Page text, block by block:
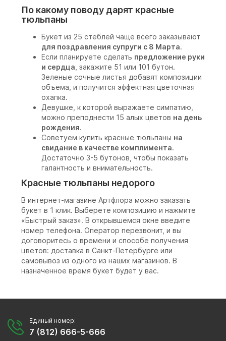
По какому поводу дарят красные
тюльпаны
Букет из 25 стеблей чаще всего заказывают
для поздравления супруги с 8 Марта.
Если планируете сделать предложение руки
и сердца, закажите 51 или 101 бутон.
Зеленые сочные листья добавят композиции
объема, и получится эффектная цветочная
охапка.
Девушке, к которой выражаете симпатию,
можно преподнести 15 алых цветов на день
рождения.
Советуем купить красные тюльпаны на
свидание в качестве комплимента.
Достаточно 3-5 бутонов, чтобы показать
галантность и внимательность.
Красные тюльпаны недорого
В интернет-магазине Артфлора можно заказать
букет в 1 клик. Выберете композицию и нажмите
«Быстрый заказ». В открывшемся окне введите
номер телефона. Оператор перезвонит, и вы
договоритесь о времени и способе получения
цветов: доставка в Санкт-Петербурге или
самовывоз из одного из наших магазинов. В
назначенное время букет будет у вас.
Единый номер:
7 (812) 666-5-666